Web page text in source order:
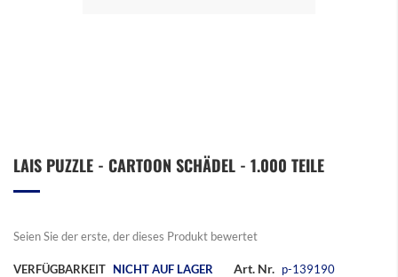
Anfang
LAIS PUZZLE - CARTOON SCHÄDEL - 1.000 TEILE
Seien Sie der erste, der dieses Produkt bewertet
VERFÜGBARKEIT NICHT AUF LAGER Art. Nr. p-139190